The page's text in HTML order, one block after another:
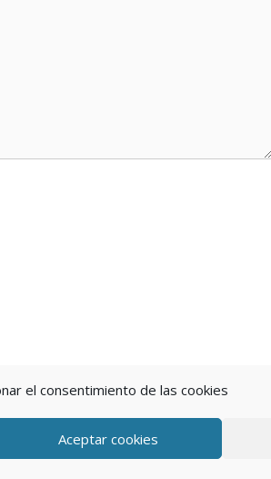
el consentimiento de las cookies
Aceptar cookies